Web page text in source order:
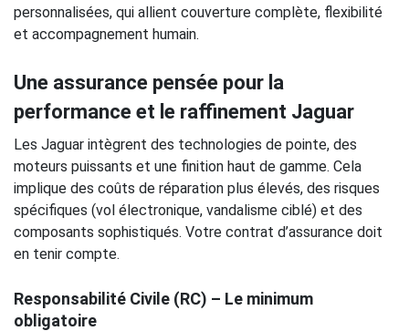
personnalisées, qui allient couverture complète, flexibilité
et accompagnement humain.
Une assurance pensée pour la
performance et le raffinement Jaguar
Les Jaguar intègrent des technologies de pointe, des
moteurs puissants et une finition haut de gamme. Cela
implique des coûts de réparation plus élevés, des risques
spécifiques (vol électronique, vandalisme ciblé) et des
composants sophistiqués. Votre contrat d’assurance doit
en tenir compte.
Responsabilité Civile (RC) – Le minimum
obligatoire